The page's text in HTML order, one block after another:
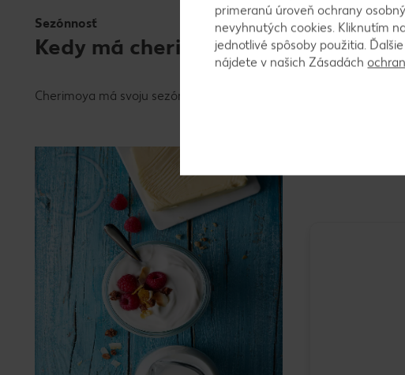
Sezónnosť
Kedy má cherimoya svoju sezónu?
Cherimoya má svoju sezónu od septembra do februára.
primeranú úroveň ochrany
nevyhnutých cookies. Kliknutím
jednotlivé spôsoby použitia.
nájdete v našich Zásadách